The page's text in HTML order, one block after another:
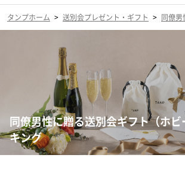
タンプホーム > 送別会プレゼント・ギフト > 同僚男
同僚男性に贈る送別会ギフト（ホ
キング